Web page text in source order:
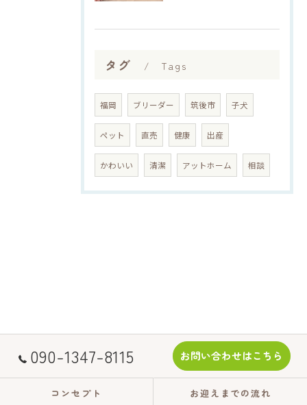
タグ Tags
福岡 ブリーダー 筑後市 子犬
ペット 直売 健康 出産
かわいい 清潔 アットホーム 相談
090-1347-8115 お問い合わせはこちら
コンセプト お迎えまでの流れ